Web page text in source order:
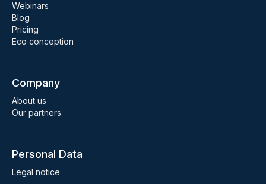
Webinars
Blog
Pricing
Eco conception
Company
About us
Our partners
Personal Data
Legal notice